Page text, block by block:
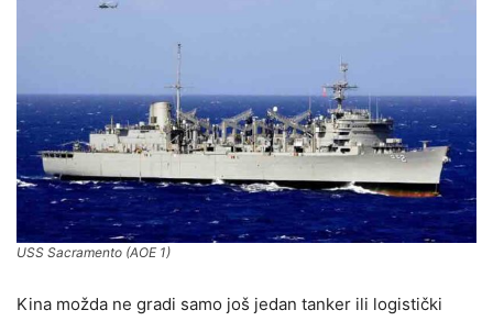
USS Sacramento (AOE 1)
Kina možda ne gradi samo još jedan tanker ili logistički